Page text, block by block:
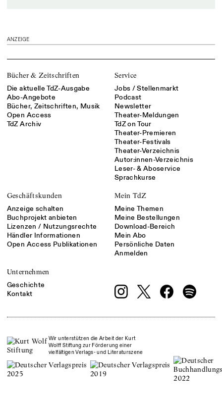
ANZEIGE
Bücher & Zeitschriften
Die aktuelle TdZ-Ausgabe
Abo-Angebote
Bücher, Zeitschriften, Musik
Open Access
TdZ Archiv
Service
Jobs / Stellenmarkt
Podcast
Newsletter
Theater-Meldungen
TdZ on Tour
Theater-Premieren
Theater-Festivals
Theater-Verzeichnis
Autor:innen-Verzeichnis
Leser- & Aboservice
Sprachkurse
Geschäftskunden
Anzeige schalten
Buchprojekt anbieten
Lizenzen / Nutzungsrechte
Händler Informationen
Open Access Publikationen
Mein TdZ
Meine Themen
Meine Bestellungen
Download-Bereich
Mein Abo
Persönliche Daten
Anmelden
Unternehmen
Geschichte
Kontakt
Wir unterstützen die Arbeit der Kurt
Wolff Stiftung zur Förderung einer
vielfältigen Verlags- und Literaturszene